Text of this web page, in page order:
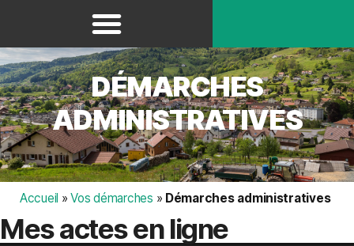
DÉMARCHES
ADMINISTRATIVES
Accueil »Vos démarches » Démarches administratives
Mes actes en ligne